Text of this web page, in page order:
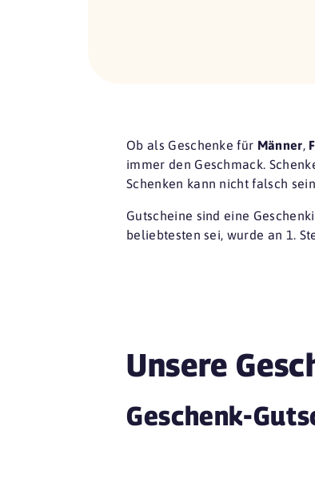
Ob als Geschenke für Männer,
immer den Geschmack.
Schenken kann nicht falsch
Gutscheine sind eine
beliebtesten sei, wurde an 1.
Unsere
Geschenk-